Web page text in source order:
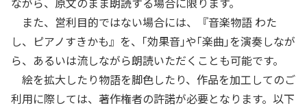
また、営利目的ではない場合には、『音楽物語 わた
し、ピアノすきかも』を、｢効果音｣や｢楽曲｣を演奏しなが
ら、あるいは流しながら朗読いただくことも可能です。
絵を拡大したり物語を脚色したり、作品を加工してのご
利用に際しては、著作権者の許諾が必要となります。以下